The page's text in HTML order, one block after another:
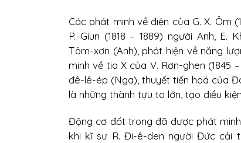
Các phát minh về điện của G. X. Ôm
P. Giun (1818 – 1889) người Anh,
Tôm-xơn (Anh), phát hiện về năng
minh về tia X của V. Rơn-ghen (1845
đê-lê-ép (Nga), thuyết tiến hoá của
là những thành tựu to lớn, tạo điều
Động cơ đốt trong đã được phát
khi kĩ sư R. Đi-ê-den người Đức cải